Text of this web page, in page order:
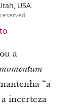
USA.
a
“a
incerteza